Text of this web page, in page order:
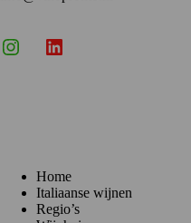
InstagramLinkedIn
Home
Italiaanse wijnen
Regio’s